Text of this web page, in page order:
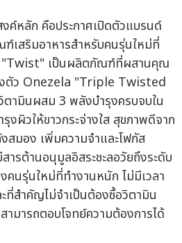
ค์หลัก คือประกาศเปิดตัวแบรนด์
เสริมอาหารสำหรับคนรุ่นใหม่ที่
"Twist" เป็นผลิตภัณฑ์ที่ผสานคุณ
ตัว Onezela "Triple Twisted
ามินผสม 3 พลังบำรุงครบจบใน
งผิวให้ขาวกระจ่างใส สุขภาพดีจาก
สมอง เพิ่มความจำและโฟกัส
ารต้านอนุมูลอิสระชะลอวัยถึงระดับ
นรุ่นใหม่ที่ทำงานหนัก ไม่มีเวลา
ที่สำคัญไม่จำเป็นต้องซื้อวิตามิน
มารถตอบโจทย์ความต้องการได้